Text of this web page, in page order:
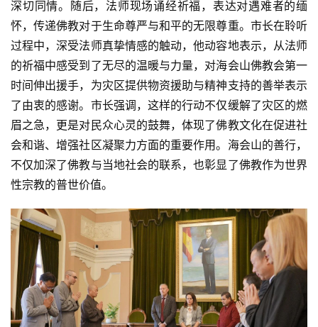
深切同情。随后，法师现场诵经祈福，表达对遇难者的缅
怀，传递佛教对于生命尊严与和平的无限尊重。市长在聆听
过程中，深受法师真挚情感的触动，他动容地表示，从法师
的祈福中感受到了无尽的温暖与力量，对海会山佛教会第一
时间伸出援手，为灾区提供物资援助与精神支持的善举表示
了由衷的感谢。市长强调，这样的行动不仅缓解了灾区的燃
眉之急，更是对民众心灵的鼓舞，体现了佛教文化在促进社
会和谐、增强社区凝聚力方面的重要作用。海会山的善行，
不仅加深了佛教与当地社会的联系，也彰显了佛教作为世界
性宗教的普世价值。